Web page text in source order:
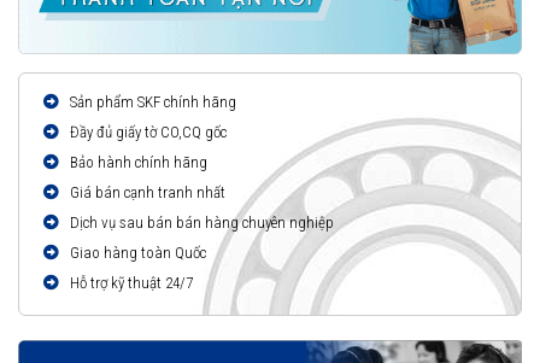
Sản phẩm SKF chính hãng
Đầy đủ giấy tờ CO,CQ gốc
Bảo hành chính hãng
Giá bán cạnh tranh nhất
Dịch vụ sau bán bán hàng chuyên nghiệp
Giao hàng toàn Quốc
Hỗ trợ kỹ thuật 24/7